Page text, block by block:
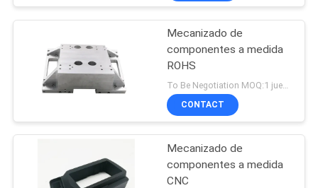
Mecanizado de
componentes a medida
ROHS
CONTACT
Mecanizado de
componentes a medida
CNC